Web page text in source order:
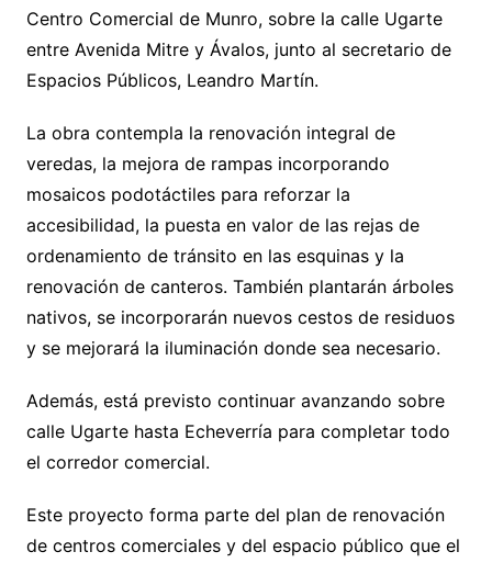
Centro Comercial de Munro, sobre la calle Ugarte
entre Avenida Mitre y Ávalos, junto al secretario de
Espacios Públicos, Leandro Martín.
La obra contempla la renovación integral de
veredas, la mejora de rampas incorporando
mosaicos podotáctiles para reforzar la
accesibilidad, la puesta en valor de las rejas de
ordenamiento de tránsito en las esquinas y la
renovación de canteros. También plantarán árboles
nativos, se incorporarán nuevos cestos de residuos
y se mejorará la iluminación donde sea necesario.
Además, está previsto continuar avanzando sobre
calle Ugarte hasta Echeverría para completar todo
el corredor comercial.
Este proyecto forma parte del plan de renovación
de centros comerciales y del espacio público que el